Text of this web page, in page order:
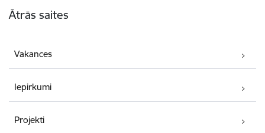
Ātrās saites
Vakances
Iepirkumi
Projekti